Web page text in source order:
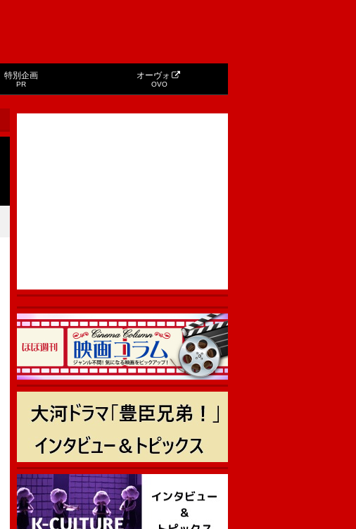
特別企画
PR
オーヴォ
OVO